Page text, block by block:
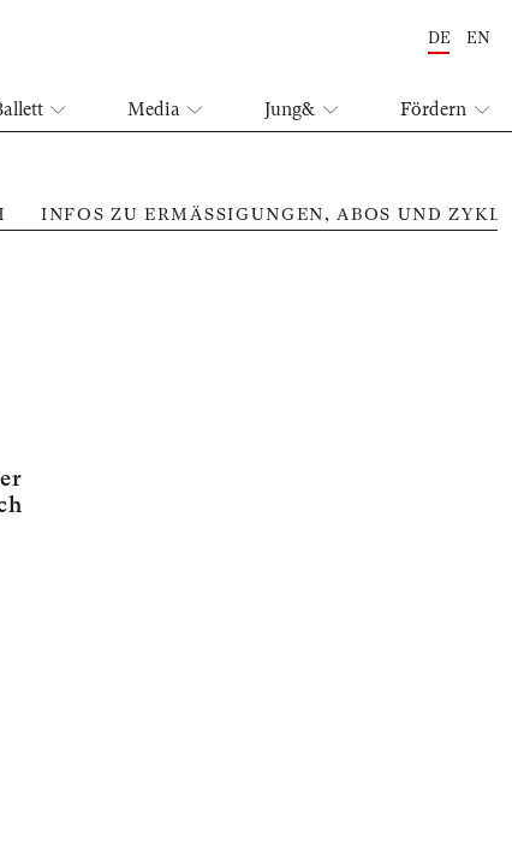
DE EN
Media Jung& Fördern
INFOS ZU ERMÄSSIGUNGEN, ABOS UND